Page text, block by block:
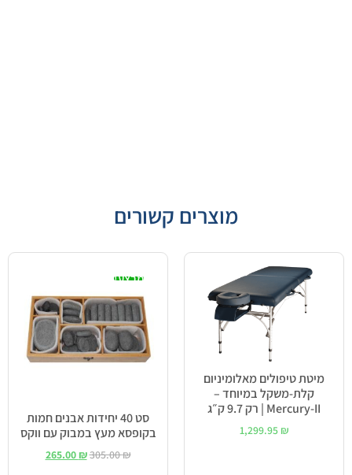
מוצרים קשורים
מיטת טיפולים מאלומיניום
קלת-משקל במיוחד –
Mercury-II | רק 9.7 ק״ג
1,299.95 ₪
מבצע!
סט 40 יחידות אבנים חמות
בקופסא מעץ במבוק עם ווקס
305.00₪
265.00₪